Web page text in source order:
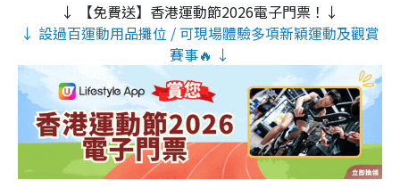
↓ 【免費送】香港運動節2026電子門票！↓
↓ 設過百運動用品攤位 / 可現場體驗多項新穎運動及觀賞
賽事🔥 ↓